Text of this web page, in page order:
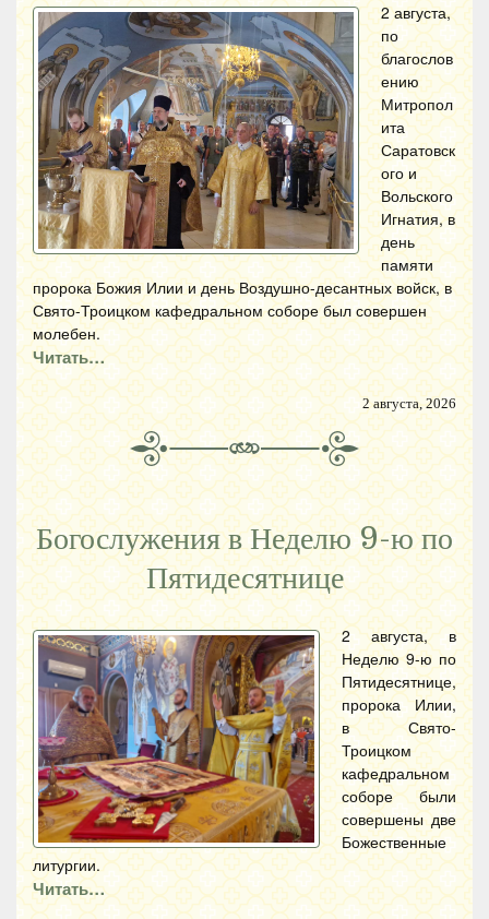
2 августа,
по
благослов
ению
Митропол
ита
Саратовск
ого и
Вольского
Игнатия, в
день
памяти
пророка Божия Илии и день Воздушно-десантных войск, в
Свято-Троицком кафедральном соборе был совершен
молебен.
Читать…
2 августа, 2026
Богослужения в Неделю 9-ю по
Пятидесятнице
2 августа, в
Неделю 9-ю по
Пятидесятнице,
пророка Илии,
в Свято-
Троицком
кафедральном
соборе были
совершены две
Божественные
литургии.
Читать…